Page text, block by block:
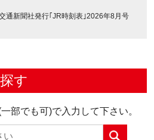
通新聞社発行｢JR時刻表｣2026年8月号
す
部でも可)で入力して下さい。